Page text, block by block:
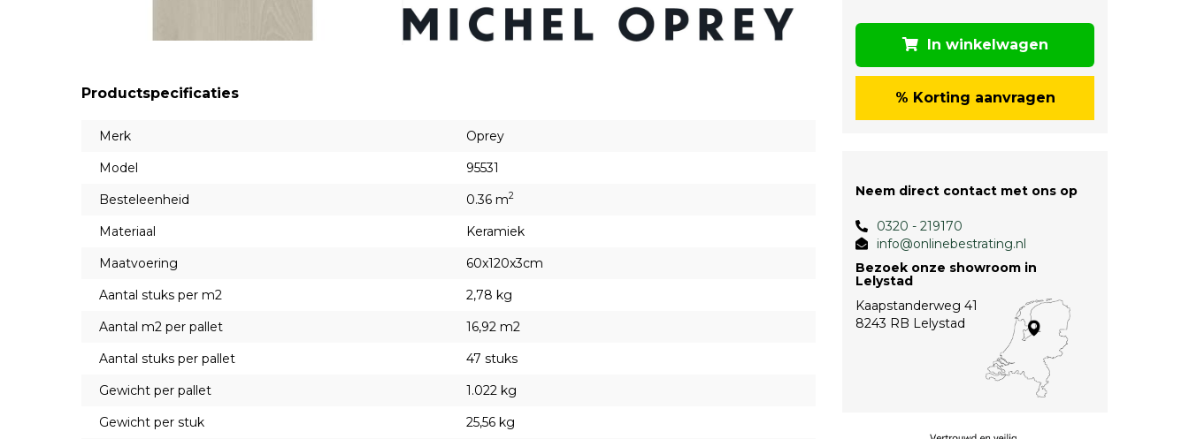
Productspecificaties
Merk
Oprey
Model
95531
Besteleenheid
0.36 m2
Materiaal
Keramiek
Maatvoering
60x120x3cm
Aantal stuks per m2
2,78 kg
Aantal m2 per pallet
16,92 m2
Aantal stuks per pallet
47 stuks
Gewicht per pallet
1.022 kg
Gewicht per stuk
25,56 kg
In winkelwagen
% Korting aanvragen
Neem direct contact met ons op
0320 - 219170
info@onlinebestrating.nl
Bezoek onze showroom in
Lelystad
Kaapstanderweg 41
8243 RB Lelystad